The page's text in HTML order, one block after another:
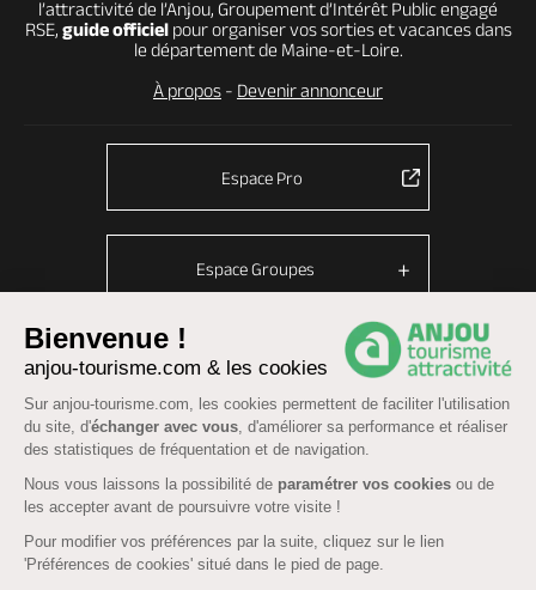
Bienvenue !
anjou-tourisme.com & les cookies
Sur anjou-tourisme.com, les cookies permettent de faciliter l'utilisation
du site, d'échanger avec vous, d'améliorer sa performance et réaliser
des statistiques de fréquentation et de navigation.
Nous vous laissons la possibilité de paramétrer vos cookies ou de
les accepter avant de poursuivre votre visite !
Pour modifier vos préférences par la suite, cliquez sur le lien
'Préférences de cookies' situé dans le pied de page.
l’attractivité de l’Anjou, Groupement d’Intérêt Public engagé
RSE, guide officielpour organiser vos sorties et vacances dans
le département de Maine-et-Loire.
À propos - Devenir annonceur
Espace Pro
Espace Groupes
© Anjou tourisme 2026 -Plan du site-Fonctionnement du site
Mentions légales Données personnelles
CGU Réservation-Accessibilité : partiellement conforme